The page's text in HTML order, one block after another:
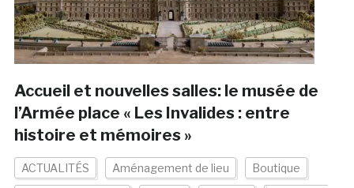
Accueil et nouvelles salles: le musée de
l’Armée place « Les Invalides : entre
histoire et mémoires »
ACTUALITÉS Aménagement de lieu Boutique